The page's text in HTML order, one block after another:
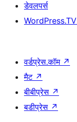
डेवलपर्स
WordPress.TV
वर्डप्रेस.कॉम ↗
मैट ↗
बीबीप्रेस ↗
बडीप्रेस ↗